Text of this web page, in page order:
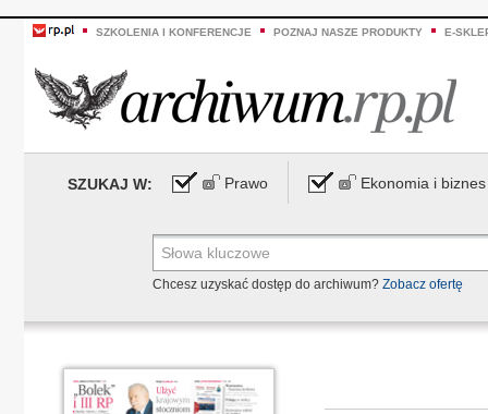
SZKOLENIA I KONFERENCJE POZNAJ NASZE PRODUKTY E-
SZUKAJ W: Prawo Ekonomia i biznes
Chcesz uzyskać dostęp do archiwum? Zobacz ofertę